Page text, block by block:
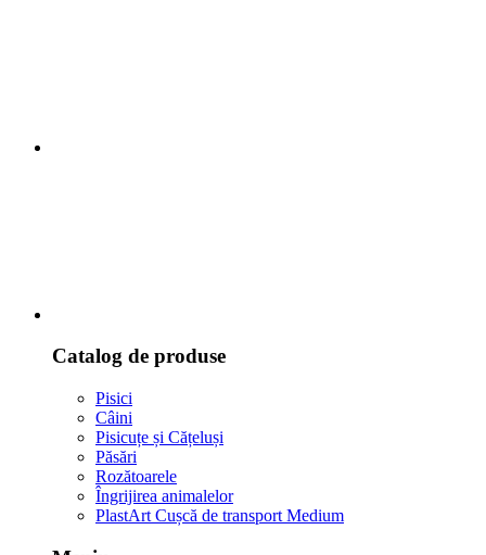
Catalog de produse
Pisici
Câini
Pisicuțe și Cățeluși
Păsări
Rozătoarele
Îngrijirea animalelor
PlastArt Cușcă de transport Medium